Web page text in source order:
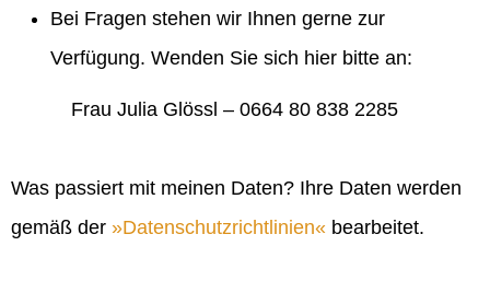
Bei Fragen stehen wir Ihnen gerne zur
Verfügung. Wenden Sie sich hier bitte an:
Frau Julia Glössl – 0664 80 838 2285
Was passiert mit meinen Daten? Ihre Daten werden
gemäß der
Datenschutzrichtlinien bearbeitet.